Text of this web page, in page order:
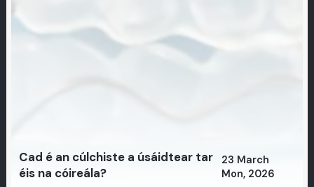
Cad é an cúlchiste a úsáidtear tar
éis na cóireála?
23 March
Mon, 2026